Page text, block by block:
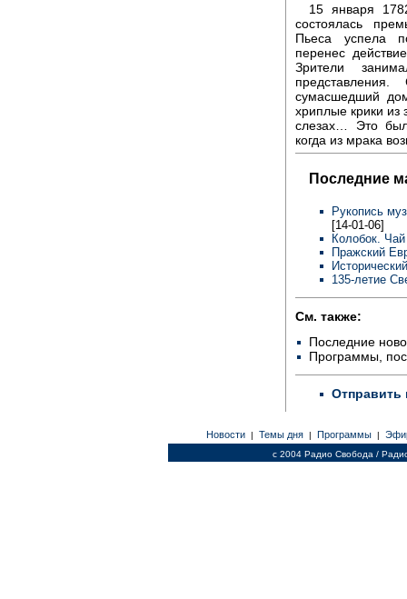
15 января
состоялась
Пьеса успела
перенес
Зрители
сумасшедший
хриплые крики
слезах… Это
когда из мрака
Последние
Рукопись
[14-01-06]
Колобок.
Пражский
135-летие
См. также:
Последние
Программы,
Отправить
Новости | Темы дня | Программы |
c 2004 Радио Свобода /